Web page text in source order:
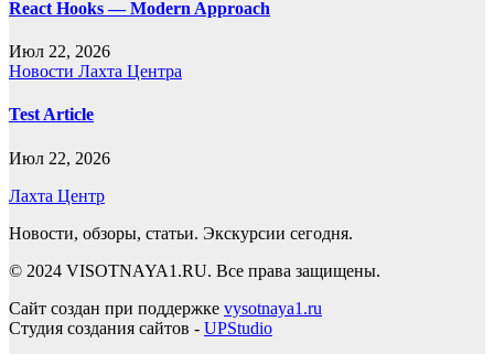
React Hooks — Modern Approach
Июл 22, 2026
Новости Лахта Центра
Test Article
Июл 22, 2026
Лахта Центр
Новости, обзоры, статьи. Экскурсии сегодня.
© 2024 VISOTNAYA1.RU. Все права защищены.
Сайт создан при поддержке vysotnaya1.ru
Студия создания сайтов - UPStudio